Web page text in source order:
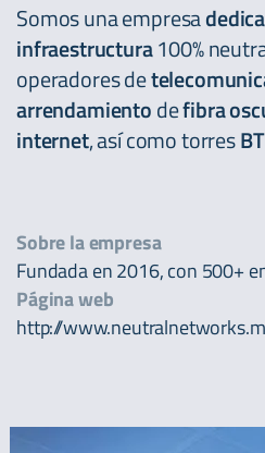
Somos una empresa
infraestructura100%
operadores de
arrendamientodefibra
internet, así como torres
Sobre la empresa
Fundada en 2016, con 500+
Página web
http://